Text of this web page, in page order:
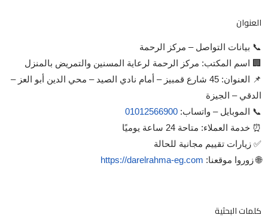
العنوان
📞 بيانات التواصل – مركز الرحمة
🏢 اسم المكتب: مركز الرحمة لرعاية المسنين والتمريض بالمنزل
📌 العنوان: 45 شارع قمبيز – أمام نادي الصيد – محي الدين أبو العز –
الدقي – الجيزة
📞 الموبايل – واتساب:01012566900
⏰ خدمة العملاء: متاحة 24 ساعة يوميًا
✅ زيارات تقييم مجانية للحالة
🌐 زوروا موقعنا: https://darelrahma-eg.com
كلمات البحثية